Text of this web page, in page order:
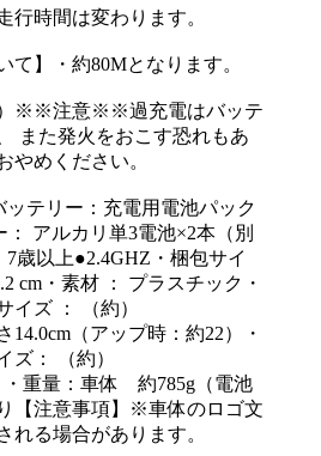
行時間は変わります。
】・約80Mとなります。
）※※注意※※過充電はバッテ
また発火をおこす恐れもあ
やめください。
テリー：充電用電池パック
アルカリ単3電池×2本（別
以上●2.4GHZ・梱包サイ
cm・素材 ： プラスチック・
イズ ： （約）
14.0cm（アップ時：約22）・
ズ： （約）
重量：車体 約785g（電池
【注意事項】※車体のロゴ文
れる場合があります。